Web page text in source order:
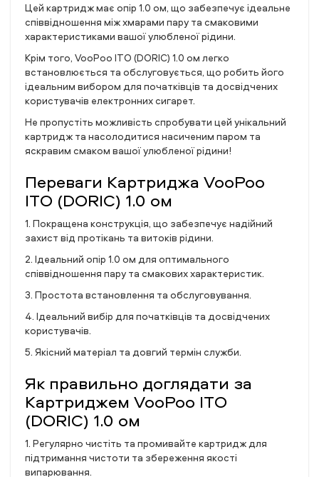
Цей картридж має опір 1.0 ом, що забезпечує ідеальне
співвідношення між хмарами пару та смаковими
характеристиками вашої улюбленої рідини.
Крім того, VooPoo ITO (DORIC) 1.0 ом легко
встановлюється та обслуговується, що робить його
ідеальним вибором для початківців та досвідчених
користувачів електронних сигарет.
Не пропустіть можливість спробувати цей унікальний
картридж та насолодитися насиченим паром та
яскравим смаком вашої улюбленої рідини!
Переваги Картриджа VooPoo
ITO (DORIC) 1.0 ом
1. Покращена конструкція, що забезпечує надійний
захист від протікань та витоків рідини.
2. Ідеальний опір 1.0 ом для оптимального
співвідношення пару та смакових характеристик.
3. Простота встановлення та обслуговування.
4. Ідеальний вибір для початківців та досвідчених
користувачів.
5. Якісний матеріал та довгий термін служби.
Як правильно доглядати за
Картриджем VooPoo ITO
(DORIC) 1.0 ом
1. Регулярно чистіть та промивайте картридж для
підтримання чистоти та збереження якості
випарювання.